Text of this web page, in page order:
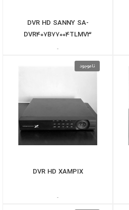
DVR HD SANNY SA-
DVR407B77004TLMV3
-
ناموجود
DVR HD XAMPIX
-